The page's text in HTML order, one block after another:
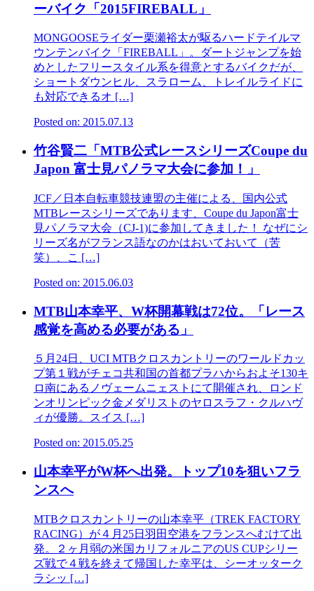
ーバイク「2015FIREBALL」
MONGOOSEライダー栗瀬裕太が駆るハードテイルマ
ウンテンバイク「FIREBA­LL」。ダートジャンプを始
めとしたフリースタイル系を得意とするバイクだが、
ショートダ­ウンヒル、スラローム、トレイルライドに
も対応できるオ […]
Posted on: 2015.07.13
竹谷賢二「MTB公式レースシリーズCoupe du
Japon 富士見パノラマ大会に参加！」
JCF／日本自転車競技連盟の主催による、国内公式
MTBレースシリーズであります、Coupe du Japon富士
見パノラマ大会（CJ-1)に参加してきました！ なぜにシ
リーズ名がフランス語なのかはおいておいて（苦
笑）、こ […]
Posted on: 2015.06.03
MTB山本幸平、W杯開幕戦は72位。「レース
感覚を高める必要がある」
５月24日、UCI MTBクロスカントリーのワールドカッ
プ第１戦がチェコ共和国の首都プラハからおよそ130キ
ロ南にあるノヴェームニェストにて開催され、ロンド
ンオリンピック金メダリストのヤロスラフ・クルハヴ
ィが優勝。スイス […]
Posted on: 2015.05.25
山本幸平がW杯へ出発。トップ10を狙いフラ
ンスへ
MTBクロスカントリーの山本幸平（TREK FACTORY
RACING）が４月25日羽田空港をフランスへむけて出
発。２ヶ月弱の米国カリフォルニアのUS CUPシリー
ズ戦で４戦を終えて帰国した幸平は、シーオッターク
ラシッ […]